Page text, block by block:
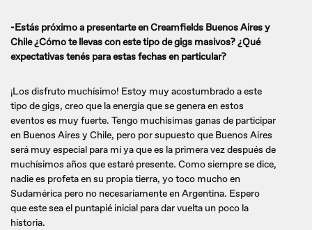
-Estás próximo a presentarte en Creamfields Buenos Aires y
Chile ¿Cómo te llevas con este tipo de gigs masivos? ¿Qué
expectativas tenés para estas fechas en particular?
¡Los disfruto muchísimo! Estoy muy acostumbrado a este
tipo de gigs, creo que la energía que se genera en estos
eventos es muy fuerte. Tengo muchísimas ganas de participar
en Buenos Aires y Chile, pero por supuesto que Buenos Aires
será muy especial para mí ya que es la primera vez después de
muchísimos años que estaré presente. Como siempre se dice,
nadie es profeta en su propia tierra, yo toco mucho en
Sudamérica pero no necesariamente en Argentina. Espero
que este sea el puntapié inicial para dar vuelta un poco la
historia.